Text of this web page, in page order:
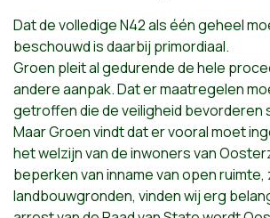
Dat de volledige N42 als één geheel
beschouwd is daarbij primordiaal.
Groen pleit al gedurende de hele
andere aanpak. Dat er maatregelen
getroffen die de veiligheid bevorderen
Maar Groen vindt dat er vooral moet
het welzijn van de inwoners van
beperken van inname van open ruimte,
landbouwgronden, vinden wij erg